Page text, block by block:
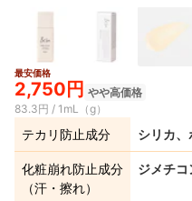
最安価格
2,750円 やや高価格
83.3円 / 1mL（g）
テカリ防止成分 シリカ
化粧崩れ防止成分
（汗・擦れ）
ジメチ